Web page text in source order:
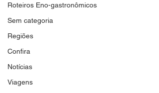
Roteiros Eno-gastronômicos
Sem categoria
Regiões
Confira
Notícias
Viagens